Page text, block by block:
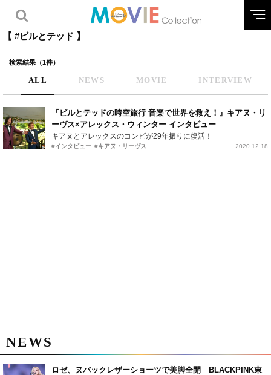
【 #ビルとテッド 】
検索結果（1件）
ALL NEWS MOVIE INTERVIEW
『ビルとテッドの時空旅行 音楽で世界を救え！』キアヌ・リ
ーヴス×アレックス・ウィンター インタビュー
キアヌとアレックスのコンビが29年振りに復活！
#インタビュー #キアヌ・リーヴス 2020.12.18
NEWS
ロゼ、ヌバックレザーショーツで美脚全開 BLACKPINK東